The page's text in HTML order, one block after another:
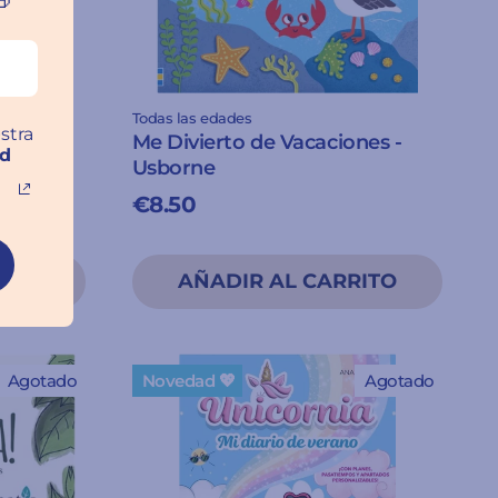
Todas las edades
Me Divierto de Vacaciones -
Usborne
€8.50
Agotado Agotado
Novedad 💖